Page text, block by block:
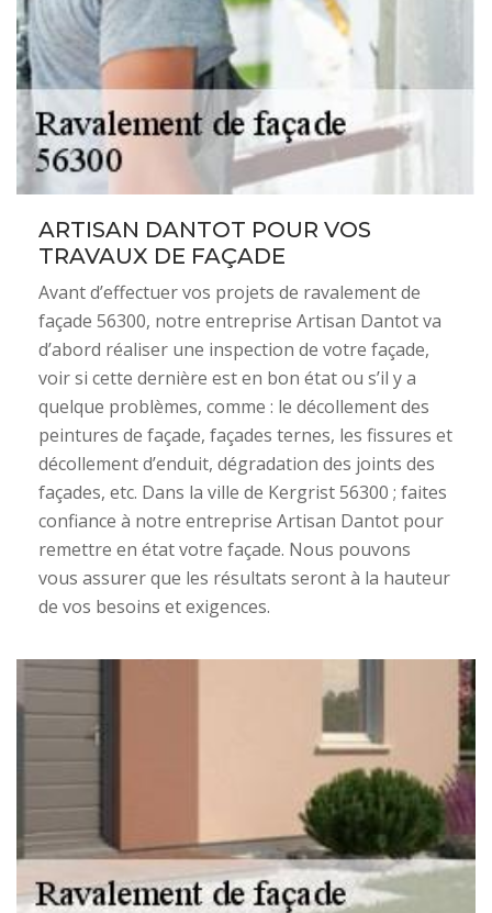
ARTISAN DANTOT POUR VOS
TRAVAUX DE FAÇADE
Avant d’effectuer vos projets de ravalement de
façade 56300, notre entreprise Artisan Dantot va
d’abord réaliser une inspection de votre façade,
voir si cette dernière est en bon état ou s’il y a
quelque problèmes, comme : le décollement des
peintures de façade, façades ternes, les fissures et
décollement d’enduit, dégradation des joints des
façades, etc. Dans la ville de Kergrist 56300 ; faites
confiance à notre entreprise Artisan Dantot pour
remettre en état votre façade. Nous pouvons
vous assurer que les résultats seront à la hauteur
de vos besoins et exigences.